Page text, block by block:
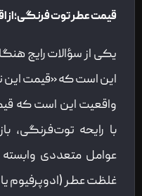
قیمت عطر توت فرنگی؛ از
یکی از سؤالات رایج
این است که «قیمت
واقعیت این است که
با رایحه توت‌فرنگی،
عوامل متعددی وابسته
غلظت عطر (ادوپرفیوم